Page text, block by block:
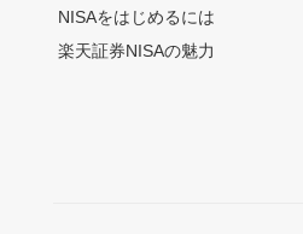
NISAをはじめるには
楽天証券NISAの魅力